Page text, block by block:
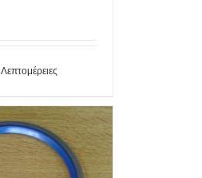
Λεπτομέρειες